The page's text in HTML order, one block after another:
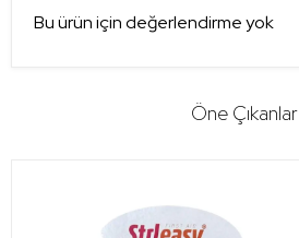
Bu ürün için değerlendirme yok
Öne Çıkanlar